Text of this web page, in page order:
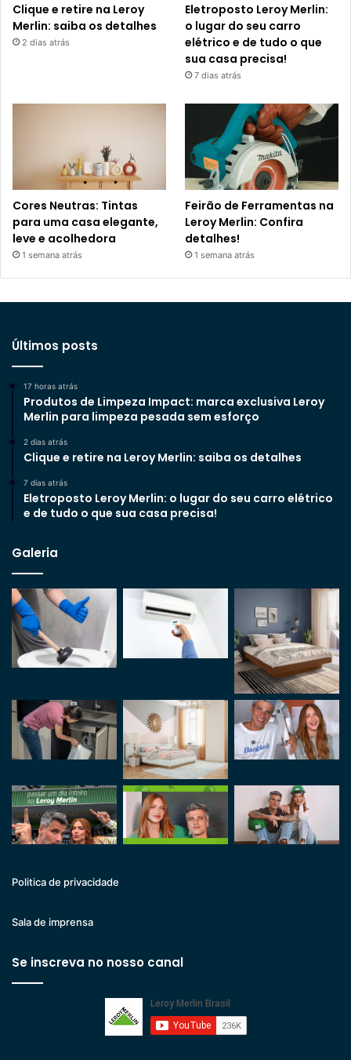
Clique e retire na Leroy
Merlin: saiba os detalhes
2 dias atrás
Eletroposto Leroy Merlin:
o lugar do seu carro
elétrico e de tudo o que
sua casa precisa!
7 dias atrás
Cores Neutras: Tintas
para uma casa elegante,
leve e acolhedora
1 semana atrás
Feirão de Ferramentas na
Leroy Merlin: Confira
detalhes!
1 semana atrás
Últimos posts
17 horas atrás
Produtos de Limpeza Impact: marca exclusiva Leroy
Merlin para limpeza pesada sem esforço
2 dias atrás
Clique e retire na Leroy Merlin: saiba os detalhes
7 dias atrás
Eletroposto Leroy Merlin: o lugar do seu carro elétrico
e de tudo o que sua casa precisa!
Galeria
Politica de privacidade
Sala de imprensa
Se inscreva no nosso canal